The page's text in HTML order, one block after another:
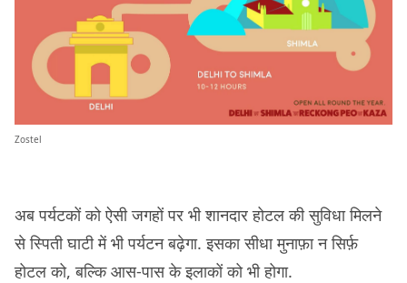
Zostel
अब पर्यटकों को ऐसी जगहों पर भी शानदार होटल की सुविधा मिलने
से स्पिती घाटी में भी पर्यटन बढ़ेगा. इसका सीधा मुनाफ़ा न सिर्फ़
होटल को, बल्कि आस-पास के इलाकों को भी होगा.